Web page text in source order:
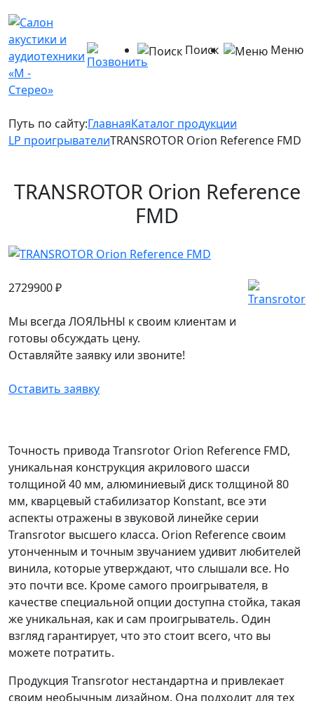
Меню
Поиск
Путь по сайту:ГлавнаяКаталог продукции
LP проигрывателиTRANSROTOR Orion Reference FMD
TRANSROTOR Orion Reference
FMD
2729900₽
Мы всегда ЛОЯЛЬНЫ к своим клиентам и
готовы обсуждать цену.
Оставляйте заявку или звоните!
Оставить заявку
Точность привода Transrotor Orion Reference FMD,
уникальная конструкция акрилового шасси
толщиной 40 мм, алюминиевый диск толщиной 80
мм, кварцевый стабилизатор Konstant, все эти
аспекты отражены в звуковой линейке серии
Transrotor высшего класса. Orion Reference своим
утонченным и точным звучанием удивит любителей
винила, которые утверждают, что слышали все. Но
это почти все. Кроме самого проигрывателя, в
качестве специальной опции доступна стойка, такая
же уникальная, как и сам проигрыватель. Один
взгляд гарантирует, что это стоит всего, что вы
можете потратить.
Продукция Transrotor нестандартна и привлекает
своим необычным дизайном. Она подходит для тех